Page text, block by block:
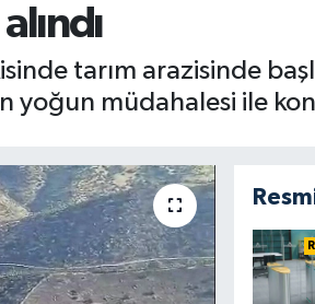
tarım arazisinde
yoğun müdahalesi ile